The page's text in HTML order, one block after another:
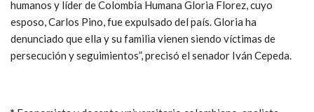
humanos y líder de Colombia Humana Gloria Florez, cuyo
esposo, Carlos Pino, fue expulsado del país. Gloria ha
denunciado que ella y su familia vienen siendo víctimas de
persecución y seguimientos”, precisó el senador Iván Cepeda.